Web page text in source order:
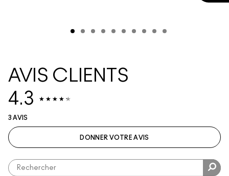
AVIS CLIENTS
4.3
3 AVIS
DONNER VOTRE AVIS